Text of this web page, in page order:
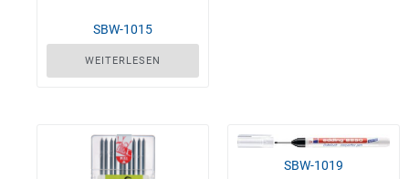
SBW-1015
WEITERLESEN
SBW-1019